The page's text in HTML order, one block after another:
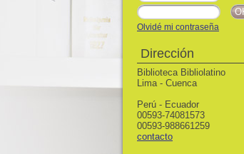
Olvidé mi contraseña
Dirección
Biblioteca Bibliolatino
Lima - Cuenca
Perú - Ecuador
00593-74081573
00593-988661259
contacto